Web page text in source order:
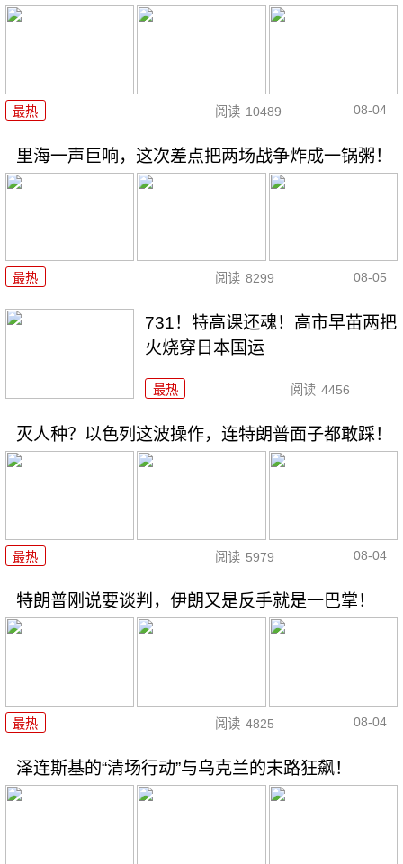
最热 阅读 10489 08-04
里海一声巨响，这次差点把两场战争炸成一锅粥！
最热 阅读 8299 08-05
731！特高课还魂！高市早苗两把
火烧穿日本国运
最热 阅读 4456
灭人种？以色列这波操作，连特朗普面子都敢踩！
最热 阅读 5979 08-04
特朗普刚说要谈判，伊朗又是反手就是一巴掌！
最热 阅读 4825 08-04
泽连斯基的“清场行动”与乌克兰的末路狂飙！